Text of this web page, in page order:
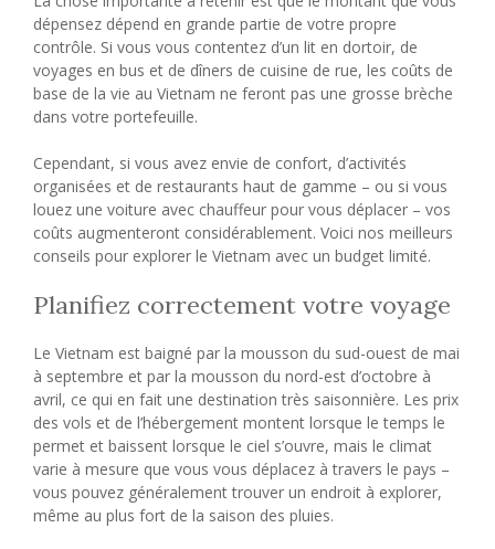
dépensez dépend en grande partie de votre propre
contrôle. Si vous vous contentez d’un lit en dortoir, de
voyages en bus et de dîners de cuisine de rue, les coûts de
base de la vie au Vietnam ne feront pas une grosse brèche
dans votre portefeuille.
Cependant, si vous avez envie de confort, d’activités
organisées et de restaurants haut de gamme – ou si vous
louez une voiture avec chauffeur pour vous déplacer – vos
coûts augmenteront considérablement. Voici nos meilleurs
conseils pour explorer le Vietnam avec un budget limité.
Planifiez correctement votre voyage
Le Vietnam est baigné par la mousson du sud-ouest de mai
à septembre et par la mousson du nord-est d’octobre à
avril, ce qui en fait une destination très saisonnière. Les prix
des vols et de l’hébergement montent lorsque le temps le
permet et baissent lorsque le ciel s’ouvre, mais le climat
varie à mesure que vous vous déplacez à travers le pays –
vous pouvez généralement trouver un endroit à explorer,
même au plus fort de la saison des pluies.